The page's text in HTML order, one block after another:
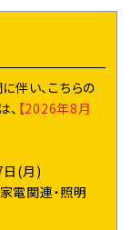
)
伴い、こちらの
、 【2026年8月
日(月)
電関連・照明